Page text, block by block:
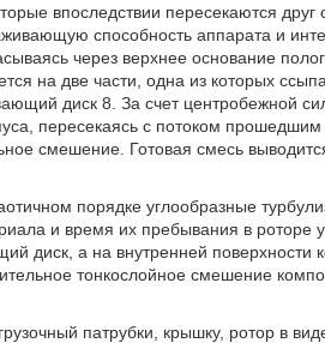
впоследствии пересекаются
способность аппарата и
через верхнее основание
на две части, одна из которых
диск 8. За счет центробежной
пересекаясь с потоком прошедшим
смешение. Готовая смесь
порядке углообразные
и время их пребывания в роторе
диск, а на внутренней поверхности
тонкослойное смешение
патрубки, крышку, ротор в